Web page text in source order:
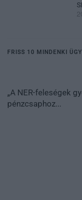
FRISS 10 MINDENKI
„A NER-feleségek
pénzcsaphoz...